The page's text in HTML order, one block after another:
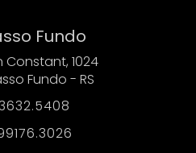
Fundo
Constant, 1024
Fundo - RS